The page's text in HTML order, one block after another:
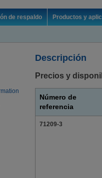
de respaldo Productos y
Descripción
Precios y
Número de
referencia
71209-3